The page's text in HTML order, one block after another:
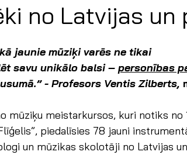
no Latvijas un
jaunie mūziķi varēs ne tikai
savu unikālo balsi – personības
- Profesors Ventis Zilberts,
mūziķu meistarkursos, kuri notiks no
piedalīsies 78 jauni
un mūzikas skolotāji no Latvijas un